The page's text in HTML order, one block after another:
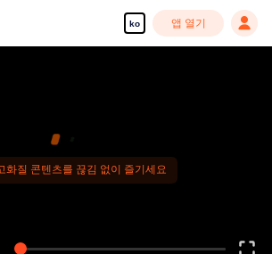
ko 앱 열기
화질 콘텐츠를 끊김 없이 즐기세요